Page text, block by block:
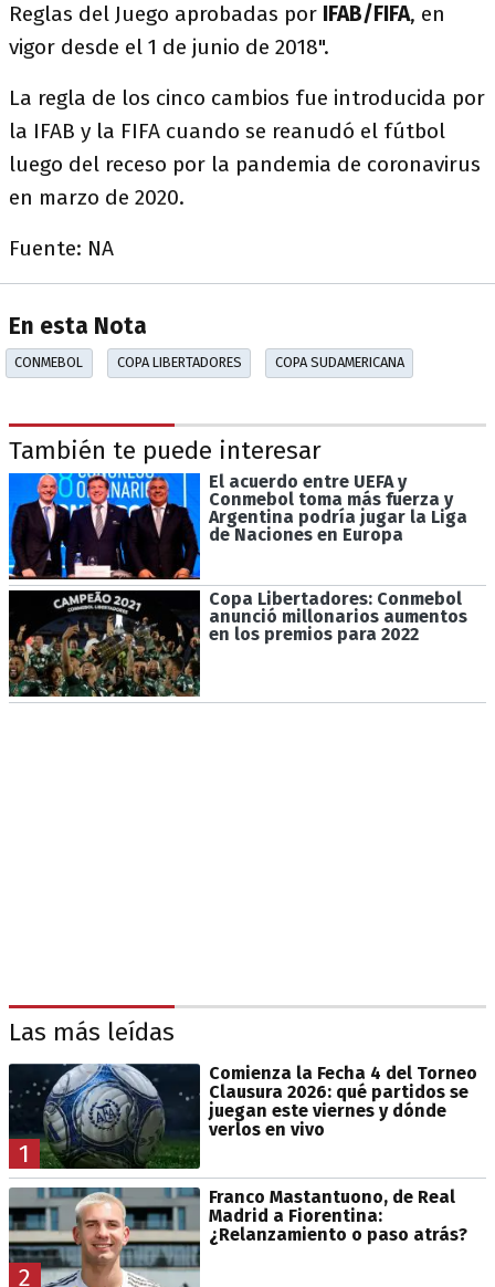
Reglas del Juego aprobadas por IFAB/FIFA, en
vigor desde el 1 de junio de 2018".
La regla de los cinco cambios fue introducida por
la IFAB y la FIFA cuando se reanudó el fútbol
luego del receso por la pandemia de coronavirus
en marzo de 2020.
Fuente: NA
En esta Nota
CONMEBOL COPA LIBERTADORES COPA SUDAMERICANA
También te puede interesar
El acuerdo entre UEFA y
Conmebol toma más fuerza y
Argentina podría jugar la Liga
de Naciones en Europa
Copa Libertadores: Conmebol
anunció millonarios aumentos
en los premios para 2022
Las más leídas
1
Comienza la Fecha 4 del Torneo
Clausura 2026: qué partidos se
juegan este viernes y dónde
verlos en vivo
2
Franco Mastantuono, de Real
Madrid a Fiorentina:
¿Relanzamiento o paso atrás?